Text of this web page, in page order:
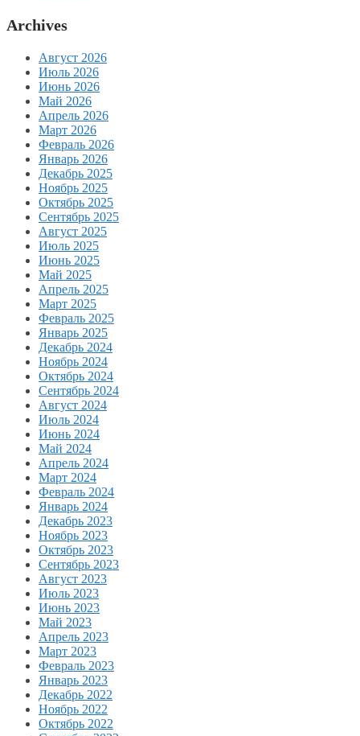
Archives
Август 2026
Июль 2026
Июнь 2026
Май 2026
Апрель 2026
Март 2026
Февраль 2026
Январь 2026
Декабрь 2025
Ноябрь 2025
Октябрь 2025
Сентябрь 2025
Август 2025
Июль 2025
Июнь 2025
Май 2025
Апрель 2025
Март 2025
Февраль 2025
Январь 2025
Декабрь 2024
Ноябрь 2024
Октябрь 2024
Сентябрь 2024
Август 2024
Июль 2024
Июнь 2024
Май 2024
Апрель 2024
Март 2024
Февраль 2024
Январь 2024
Декабрь 2023
Ноябрь 2023
Октябрь 2023
Сентябрь 2023
Август 2023
Июль 2023
Июнь 2023
Май 2023
Апрель 2023
Март 2023
Февраль 2023
Январь 2023
Декабрь 2022
Ноябрь 2022
Октябрь 2022